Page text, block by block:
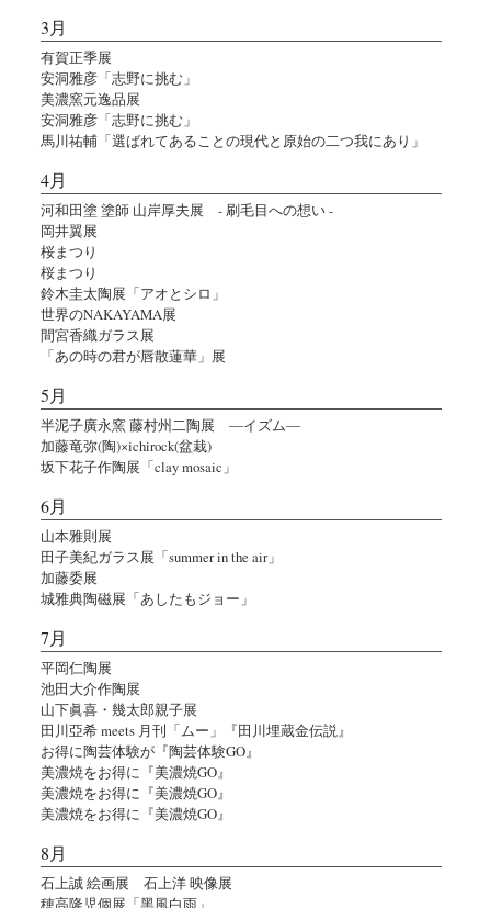
3月
有賀正季展
安洞雅彦「志野に挑む」
美濃窯元逸品展
安洞雅彦「志野に挑む」
馬川祐輔「選ばれてあることの現代と原始の二つ我にあり」
4月
河和田塗 塗師 山岸厚夫展 - 刷毛目への想い -
岡井翼展
桜まつり
桜まつり
鈴木圭太陶展「アオとシロ」
世界のNAKAYAMA展
間宮香織ガラス展
「あの時の君が唇散蓮華」展
5月
半泥子廣永窯 藤村州二陶展 ―イズム―
加藤竜弥(陶)×ichirock(盆栽)
坂下花子作陶展「clay mosaic」
6月
山本雅則展
田子美紀ガラス展「summer in the air」
加藤委展
城雅典陶磁展「あしたもジョー」
7月
平岡仁陶展
池田大介作陶展
山下眞喜・幾太郎親子展
田川亞希 meets 月刊「ムー」『田川埋蔵金伝説』
お得に陶芸体験が『陶芸体験GO』
美濃焼をお得に『美濃焼GO』
美濃焼をお得に『美濃焼GO』
美濃焼をお得に『美濃焼GO』
8月
石上誠 絵画展 石上洋 映像展
穂高隆児個展「黑風白雨」